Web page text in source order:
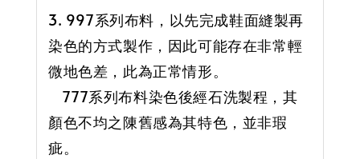
3. 997系列布料，以先完成鞋面縫製再
染色的方式製作，因此可能存在非常輕
微地色差，此為正常情形。
777系列布料染色後經石洗製程，其
顏色不均之陳舊感為其特色，並非瑕
疵。